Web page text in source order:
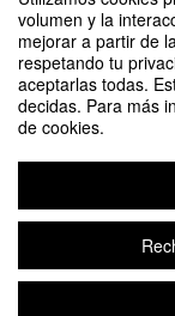
volumen y la
mejorar a partir de
respetando tu
aceptarlas todas.
decidas. Para más
de cookies.
Jornada sobre La
Aviso legal|Contacto